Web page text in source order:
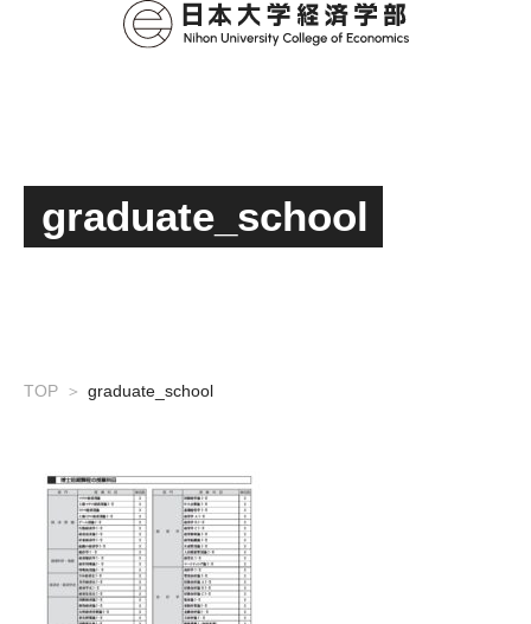
graduate_school
TOP graduate_school